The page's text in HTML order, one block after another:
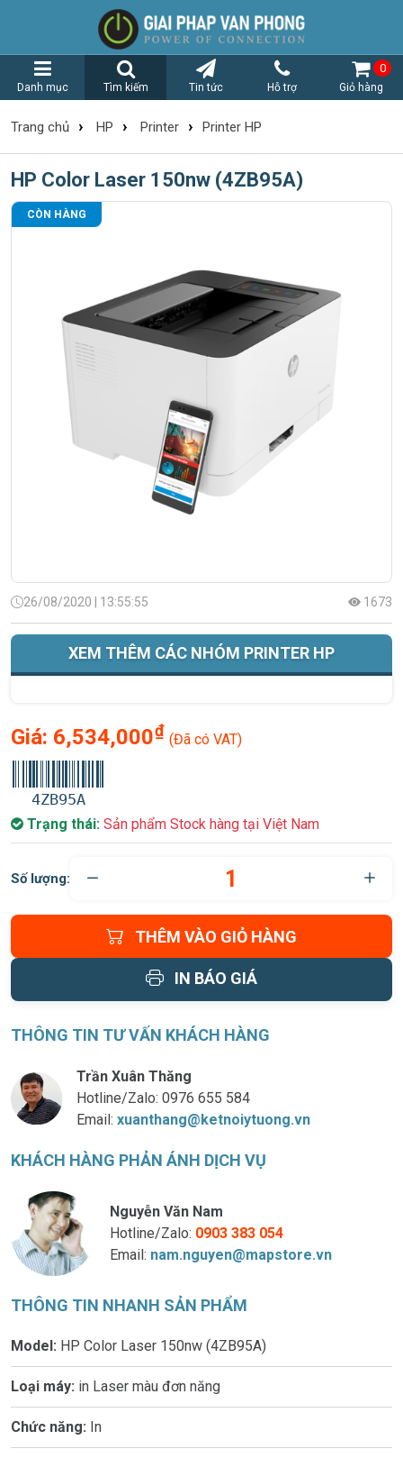
Danh mục Tìm kiếm Tin tức Hỗ trợ Giỏ hàng
0
Trang chủ › HP › Printer › Printer HP
HP Color Laser 150nw (4ZB95A)
CÒN HÀNG
26/08/2020 | 13:55:55 1673
XEM THÊM CÁC NHÓM PRINTER HP
Giá: 6,534,000₫ (Đã có VAT)
4ZB95A
Trạng thái: Sản phẩm Stock hàng tại Việt Nam
Số lượng:
THÊM VÀO GIỎ HÀNG
IN BÁO GIÁ
THÔNG TIN TƯ VẤN KHÁCH HÀNG
Trần Xuân Thăng
Hotline/Zalo:0976 655 584
Email:xuanthang@ketnoiytuong.vn
KHÁCH HÀNG PHẢN ÁNH DỊCH VỤ
Nguyễn Văn Nam
Hotline/Zalo: 0903 383 054
Email: nam.nguyen@mapstore.vn
THÔNG TIN NHANH SẢN PHẨM
Model: HP Color Laser 150nw (4ZB95A)
Loại máy: in Laser màu đơn năng
Chức năng: In